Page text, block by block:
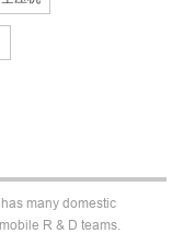
many domestic
R & D teams.